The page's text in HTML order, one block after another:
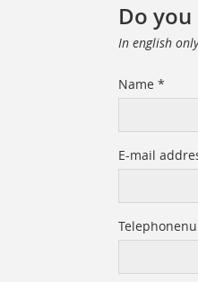
Do
In english only
Name *
E-mail